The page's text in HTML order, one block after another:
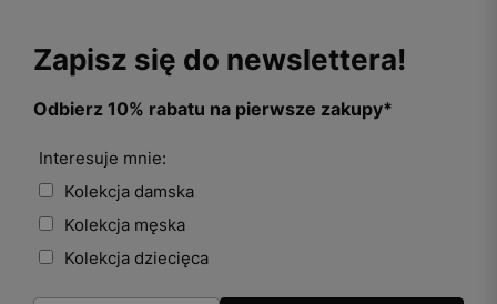
Zapisz się do newslettera!
Odbierz 10% rabatu na pierwsze zakupy*
Interesuje mnie:
Kolekcja damska
Kolekcja męska
Kolekcja dziecięca